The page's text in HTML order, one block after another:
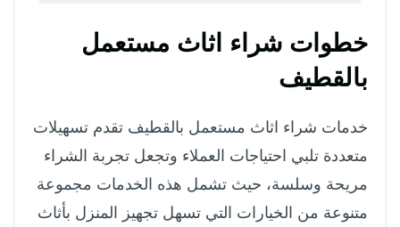
خطوات شراء اثاث مستعمل
بالقطيف
خدمات شراء اثاث مستعمل بالقطيف تقدم تسهيلات
متعددة تلبي احتياجات العملاء وتجعل تجربة الشراء
مريحة وسلسة، حيث تشمل هذه الخدمات مجموعة
متنوعة من الخيارات التي تسهل تجهيز المنزل بأثاث